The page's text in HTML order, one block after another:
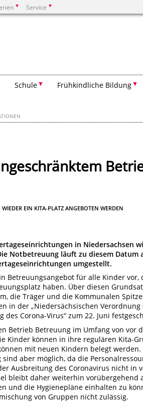
Service
Schule Frühkindliche Bildung
EIN KITA-PLATZ ANGEBOTEN WERDEN
in Niedersachsen
Notbetreuung läuft zu diesem Datum
umgestellt.
Betreuungsangebot für alle Kinder vor,
haben. Über diesen
die Träger und die Kommunalen
in der „Niedersächsischen
Corona-Virus“ zum 22. Juni
Betrieb Betreuung im Umfang von vor
Kinder können in ihre regulären Kita-
mit neuen Kindern belegt
aber möglich, da die
Ausbreitung des Coronavirus nicht in
bleibt daher weiterhin vorübergehend
und die Hygienepläne einhalten zu
von Gruppen nicht zulässig.